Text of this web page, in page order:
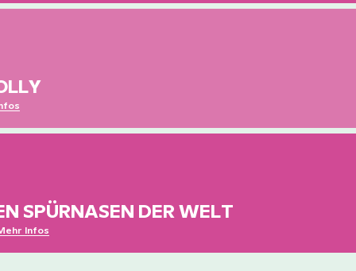
Abenteuer…
SPÜRNASEN DER WELT
Infos